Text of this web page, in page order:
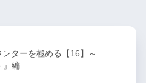
ターを極める【16】～
』編…